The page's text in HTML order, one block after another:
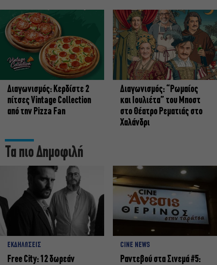
Διαγωνισμός: Κερδίστε 2
πίτσες Vintage Collection
από την Pizza Fan
Διαγωνισμός: “Ρωμαίος
και Ιουλιέτα” του Μποστ
στο Θέατρο Ρεματιάς στο
Χαλάνδρι
Τα πιο Δημοφιλή
ΕΚΔΗΛΩΣΕΙΣ
Free City: 12 δωρεάν
CINE NEWS
Ραντεβού στα Σινεμά #5: